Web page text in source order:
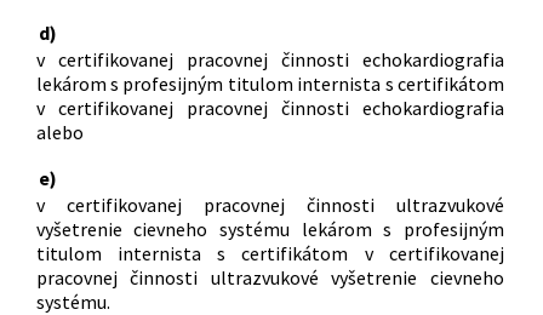
d)
v certifikovanej pracovnej činnosti echokardiografia
lekárom s profesijným titulom internista s certifikátom
v certifikovanej pracovnej činnosti echokardiografia
alebo
e)
v certifikovanej pracovnej činnosti ultrazvukové
vyšetrenie cievneho systému lekárom s profesijným
titulom internista s certifikátom v certifikovanej
pracovnej činnosti ultrazvukové vyšetrenie cievneho
systému.